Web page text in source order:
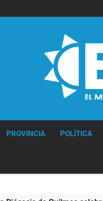
PROVINCIA POLÍTICA